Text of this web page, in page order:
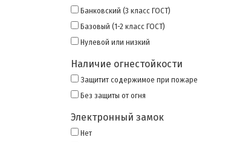
Банковский (3 класс ГОСТ)
Базовый (1-2 класс ГОСТ)
Нулевой или низкий
Наличие огнестойкости
Защитит содержимое при пожаре
Без защиты от огня
Электронный замок
Нет